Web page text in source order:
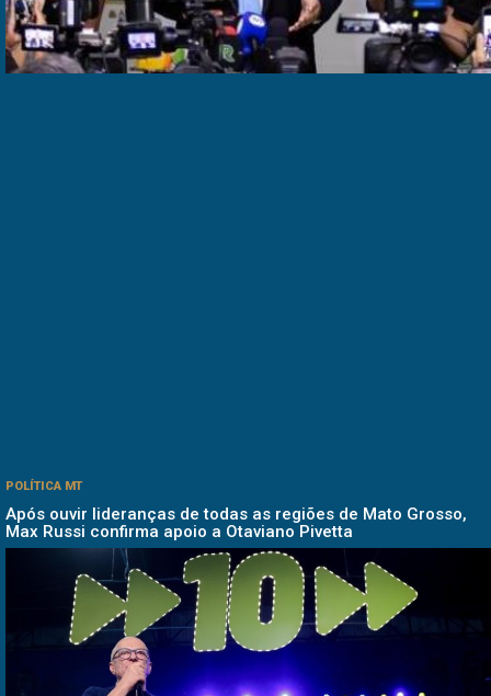
POLÍTICA MT
Após ouvir lideranças de todas as regiões de Mato Grosso,
Max Russi confirma apoio a Otaviano Pivetta